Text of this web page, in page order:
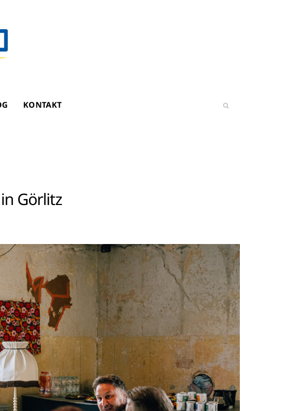
KONTAKT
Görlitz